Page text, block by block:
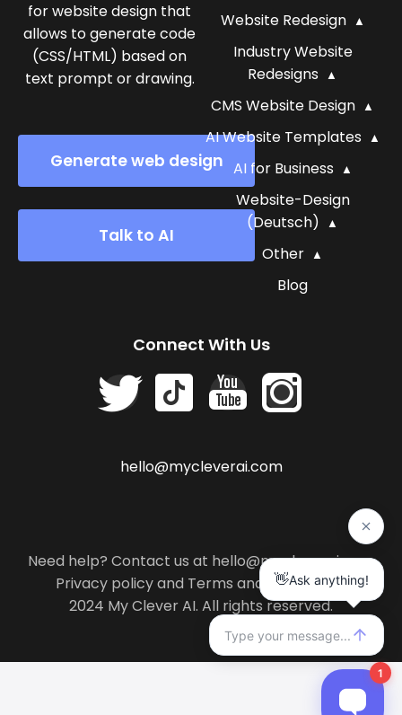
for website design that
allows to generate code
(CSS/HTML) based on
text prompt or drawing.
Generate web design
Talk to AI
Website Redesign
Industry Website
Redesigns
CMS Website Design
AI Website Templates
AI for Business
Website-Design
(Deutsch)
Other
Blog
Connect With Us
hello@mycleverai.com
Need help? Contact us at hello@mycleverai.com
Privacy policyand Terms and conditions.
2024 My Clever AI. All rights reserved.